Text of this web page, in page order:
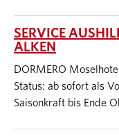
SERVICE
ALKEN
DORMERO
Status: ab sofort als
Saisonkraft bis Ende